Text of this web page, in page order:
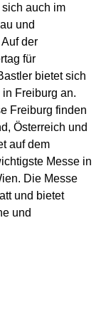
auch im
und
der
für
bietet sich
Freiburg an.
Freiburg finden
Österreich und
auf dem
Messe in
Die Messe
und bietet
und